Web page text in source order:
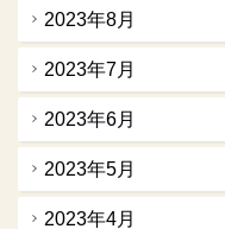
2023年8月
2023年7月
2023年6月
2023年5月
2023年4月